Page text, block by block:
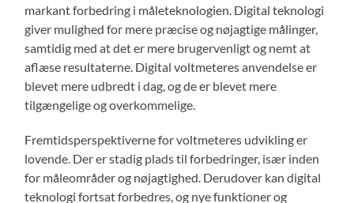
markant forbedring i måleteknologien. Digital teknologi
giver mulighed for mere præcise og nøjagtige målinger,
samtidig med at det er mere brugervenligt og nemt at
aflæse resultaterne. Digital voltmeteres anvendelse er
blevet mere udbredt i dag, og de er blevet mere
tilgængelige og overkommelige.
Fremtidsperspektiverne for voltmeteres udvikling er
lovende. Der er stadig plads til forbedringer, især inden
for måleområder og nøjagtighed. Derudover kan digital
teknologi fortsat forbedres, og nye funktioner og